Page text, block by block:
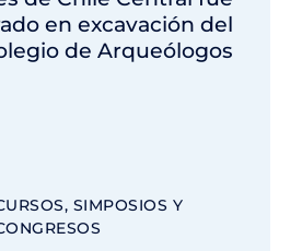
en excavación del
de Arqueólogos
SIMPOSIOS Y